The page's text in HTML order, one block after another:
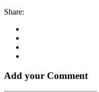
Share:
Add your Comment